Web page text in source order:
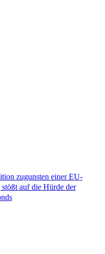
zugunsten einer EU-
auf die Hürde der